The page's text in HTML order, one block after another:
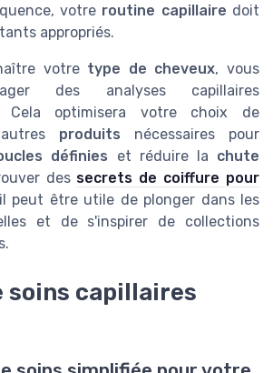
votre routine capillaire doit
appropriés.
votre type de cheveux, vous
des analyses capillaires
Cela optimisera votre choix de
produits nécessaires pour
définies et réduire la chute
des secrets de coiffure pour
peut être utile de plonger dans les
et de s'inspirer de collections
soins capillaires